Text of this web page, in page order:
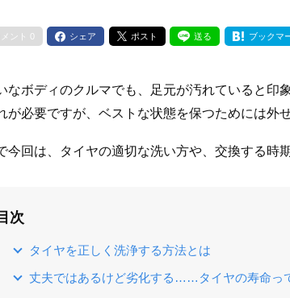
メント 0 シェア ポスト 送る ブックマ
なボディのクルマでも、足元が汚れていると印
が必要ですが、ベストな状態を保つためには外
今回は、タイヤの適切な洗い方や、交換する時
次
タイヤを正しく洗浄する方法とは
丈夫ではあるけど劣化する……タイヤの寿命っ